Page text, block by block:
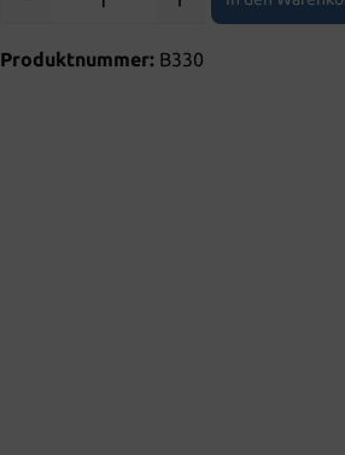
Produktnummer: B330